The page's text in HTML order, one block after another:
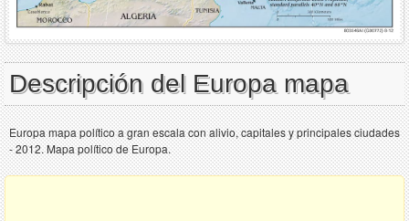
Descripción del Europa mapa
Europa mapa político a gran escala con alivio, capitales y principales ciudades
- 2012. Mapa político de Europa.